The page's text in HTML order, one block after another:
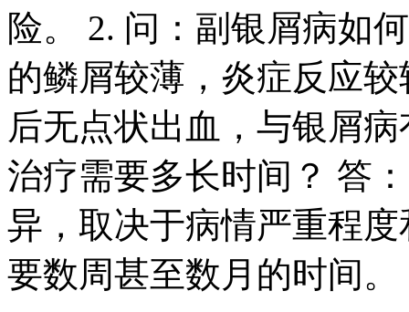
险。 2. 问：副银屑病如
的鳞屑较薄，炎症反应
后无点状出血，与银屑
治疗需要多长时间？ 答
异，取决于病情严重程
要数周甚至数月的时间。